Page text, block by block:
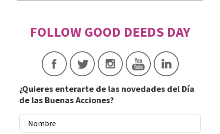
¿Quieres enterarte de las novedades del Día
de las Buenas Acciones?